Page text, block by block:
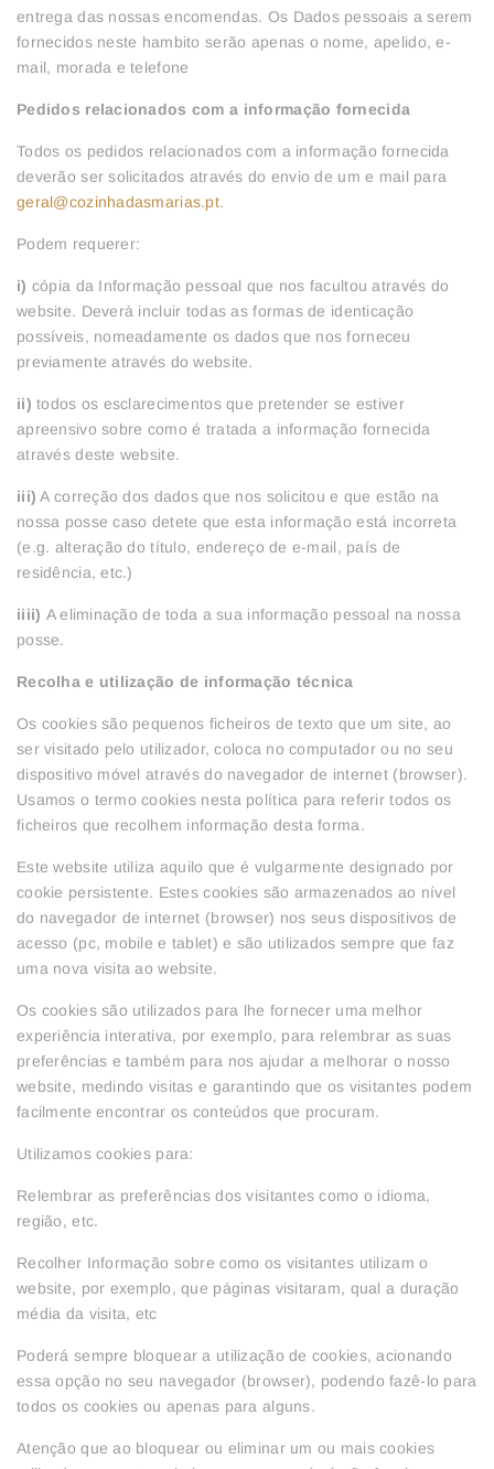
entrega das nossas encomendas. Os Dados pessoais a serem
fornecidos neste hambito serão apenas o nome, apelido, e-
mail, morada e telefone
Pedidos relacionados com a informação fornecida
Todos os pedidos relacionados com a informação fornecida
deverão ser solicitados através do envio de um e mail para
geral@cozinhadasmarias.pt.
Podem requerer:
i) cópia da Informação pessoal que nos facultou através do
website. Deverà incluir todas as formas de identicação
possíveis, nomeadamente os dados que nos forneceu
previamente através do website.
ii)todos os esclarecimentos que pretender se estiver
apreensivo sobre como é tratada a informação fornecida
através deste website.
iii) A correção dos dados que nos solicitou e que estão na
nossa posse caso detete que esta informação está incorreta
(e.g. alteração do título, endereço de e-mail, país de
residência, etc.)
iiii) A eliminação de toda a sua informação pessoal na nossa
posse.
Recolha e utilização de informação técnica
Os cookies são pequenos ficheiros de texto que um site, ao
ser visitado pelo utilizador, coloca no computador ou no seu
dispositivo móvel através do navegador de internet (browser).
Usamos o termo cookies nesta política para referir todos os
ficheiros que recolhem informação desta forma.
Este website utiliza aquilo que é vulgarmente designado por
cookie persistente. Estes cookies são armazenados ao nível
do navegador de internet (browser) nos seus dispositivos de
acesso (pc, mobile e tablet) e são utilizados sempre que faz
uma nova visita ao website.
Os cookies são utilizados para lhe fornecer uma melhor
experiência interativa, por exemplo, para relembrar as suas
preferências e também para nos ajudar a melhorar o nosso
website, medindo visitas e garantindo que os visitantes podem
facilmente encontrar os conteúdos que procuram.
Utilizamos cookies para:
Relembrar as preferências dos visitantes como o idioma,
região, etc.
Recolher Informação sobre como os visitantes utilizam o
website, por exemplo, que páginas visitaram, qual a duração
média da visita, etc
Poderá sempre bloquear a utilização de cookies, acionando
essa opção no seu navegador (browser), podendo fazê-lo para
todos os cookies ou apenas para alguns.
Atenção que ao bloquear ou eliminar um ou mais cookies